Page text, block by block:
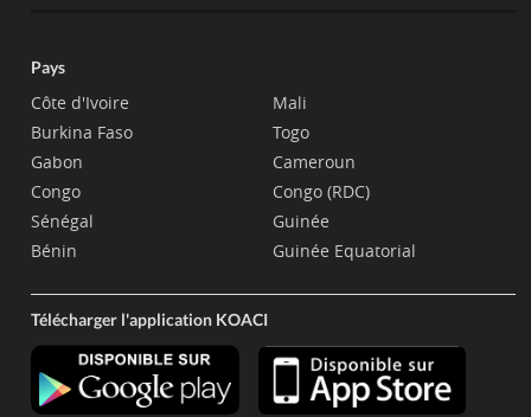
Pays
Côte d'Ivoire
Burkina Faso
Gabon
Congo
Sénégal
Bénin
Mali
Togo
Cameroun
Congo (RDC)
Guinée
Guinée Equatorial
Télécharger l'application KOACI